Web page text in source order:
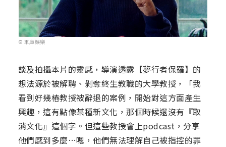
© 車庫娛樂
談及拍攝本片的靈感，導演透露【夢行者保羅】的
想法源於被解聘、剝奪終生教職的大學教授，「我
看到好幾樁教授被辭退的案例，開始對這方面產生
興趣，這有點像某種新文化，那個時候還沒有『取
消文化』這個字。但這些教授會上podcast，分享
他們感到多麼…嗯，他們無法理解自己被指控的罪